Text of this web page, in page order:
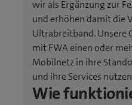
wir als Ergänzung zur
und erhöhen damit die
Ultrabreitband. Unsere
mit FWA einen oder
Mobilnetz in ihre
und ihre Services
Wie